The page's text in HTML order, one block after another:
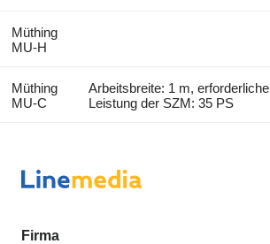
Müthing
MU-H
Müthing
MU-C
Arbeitsbreite: 1 m, erforderliche
Leistung der SZM: 35 PS
Firma